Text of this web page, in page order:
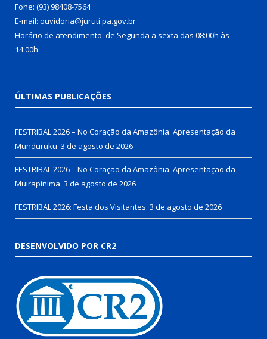
Fone: (93) 98408-7564
E-mail: ouvidoria@juruti.pa.gov.br
Horário de atendimento: de Segunda a sexta das 08:00h às
14:00h
ÚLTIMAS PUBLICAÇÕES
FESTRIBAL 2026 – No Coração da Amazônia. Apresentação da
Munduruku. 3 de agosto de 2026
FESTRIBAL 2026 – No Coração da Amazônia. Apresentação da
Muirapinima. 3 de agosto de 2026
FESTRIBAL 2026: Festa dos Visitantes. 3 de agosto de 2026
DESENVOLVIDO POR CR2